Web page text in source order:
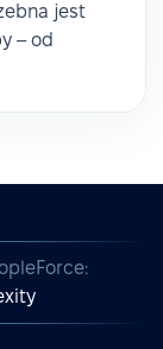
jest
– od